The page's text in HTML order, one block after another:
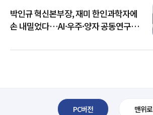
박인규 혁신본부장, 재미 한인과학자에
손 내밀었다…AI·우주·양자 공동연구
PC버전 맨위로